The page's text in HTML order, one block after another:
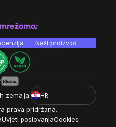
Naši proizvodi su
zemalja:
HR
prava pridržana.
Uvjeti poslovanjaCookies